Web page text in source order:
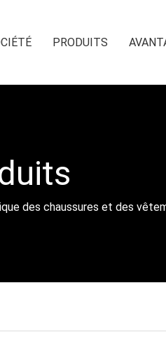
PRODUITS
des chaussures et des